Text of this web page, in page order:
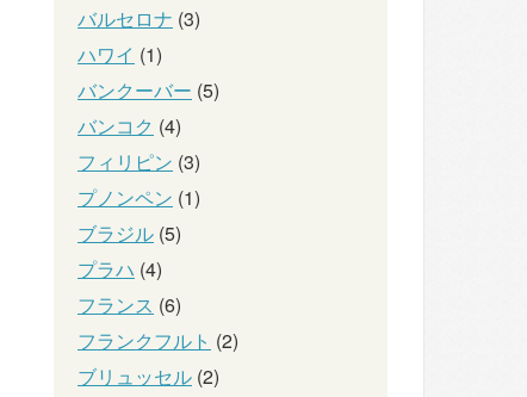
バルセロナ (3)
ハワイ (1)
バンクーバー (5)
バンコク (4)
フィリピン (3)
プノンペン (1)
ブラジル (5)
プラハ (4)
フランス (6)
フランクフルト (2)
ブリュッセル (2)